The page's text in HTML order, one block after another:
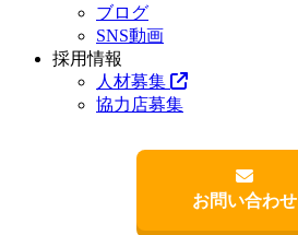
ブログ
SNS動画
採用情報
人材募集
協力店募集
お問い合わせ